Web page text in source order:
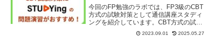
今回のFP勉強のラボでは、FP3級のCBT
方式の試験対策として通信講座スタディ
ングを紹介しています。CBT方式の試験
になると、試験内容がどのように変わる
か、CBT方式試験の解答のポイントをま
2023.09.01 2025.05.27